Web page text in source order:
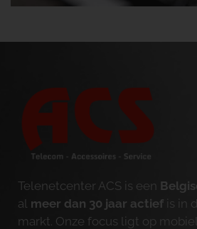
Telenetcenter ACS is een
al meer dan 30 jaar actief is in
markt. Onze focus ligt op